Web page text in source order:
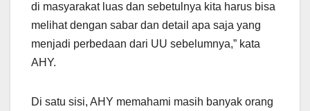
di masyarakat luas dan sebetulnya kita harus bisa
melihat dengan sabar dan detail apa saja yang
menjadi perbedaan dari UU sebelumnya,” kata
AHY.
Di satu sisi, AHY memahami masih banyak orang